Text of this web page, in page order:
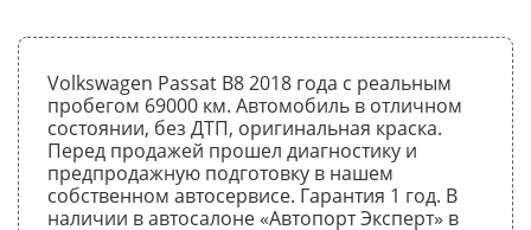
Volkswagen Passat B8 2018 года с реальным
пробегом 69000 км. Автомобиль в отличном
состоянии, без ДТП, оригинальная краска.
Перед продажей прошел диагностику и
предпродажную подготовку в нашем
собственном автосервисе. Гарантия 1 год. В
наличии в автосалоне «Автопорт Эксперт» в